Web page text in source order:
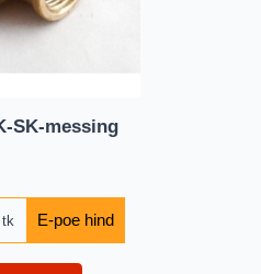
SK-messing
tk